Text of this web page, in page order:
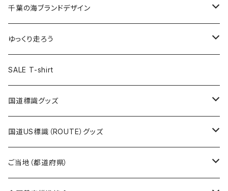
キャップ
トートバッグ
ランチバッグ
エコバッグ
キーホルダー
クリアファイル
缶バッジ
キーホルダー
クリアファイル
缶バッジ54mm
JAGUARさんコラボグッズ
Tシャツ
ステッカー
サコッシュ
ホテルキーホルダー
モーテルキーホルダー
トートバッグ
缶バッジ
クリアファイル
マスク
エコバッグ
千葉ロッテマリーンズコラボ
キャップ
エコバッグ
ステッカー
モーテルキーホルダー
ホテルキーホルダー
トートバッグ
Tシャツ
キャップ
ステッカー
ホテルキーホルダー
千葉の海ブランドデザイン
Tシャツ
キャップ
ステッカー
ゆっくり走ろう
Tシャツ
ステッカー
ホテルキーホルダー
SALE T-shirt
国道標識グッズ
ステッカー
国道0～99号線
国道100～199号線
Tシャツ
国道US標識（ROUTE）グッズ
ステッカー
ご当地（都道府県）